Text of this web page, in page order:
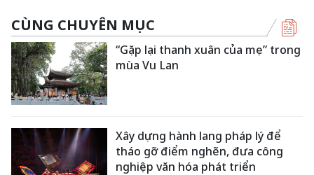
CÙNG CHUYÊN MỤC
“Gặp lại thanh xuân của mẹ” trong
mùa Vu Lan
Xây dựng hành lang pháp lý để
tháo gỡ điểm nghẽn, đưa công
nghiệp văn hóa phát triển